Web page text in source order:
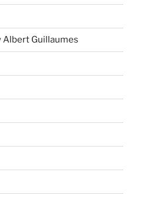
Albert Guillaumes